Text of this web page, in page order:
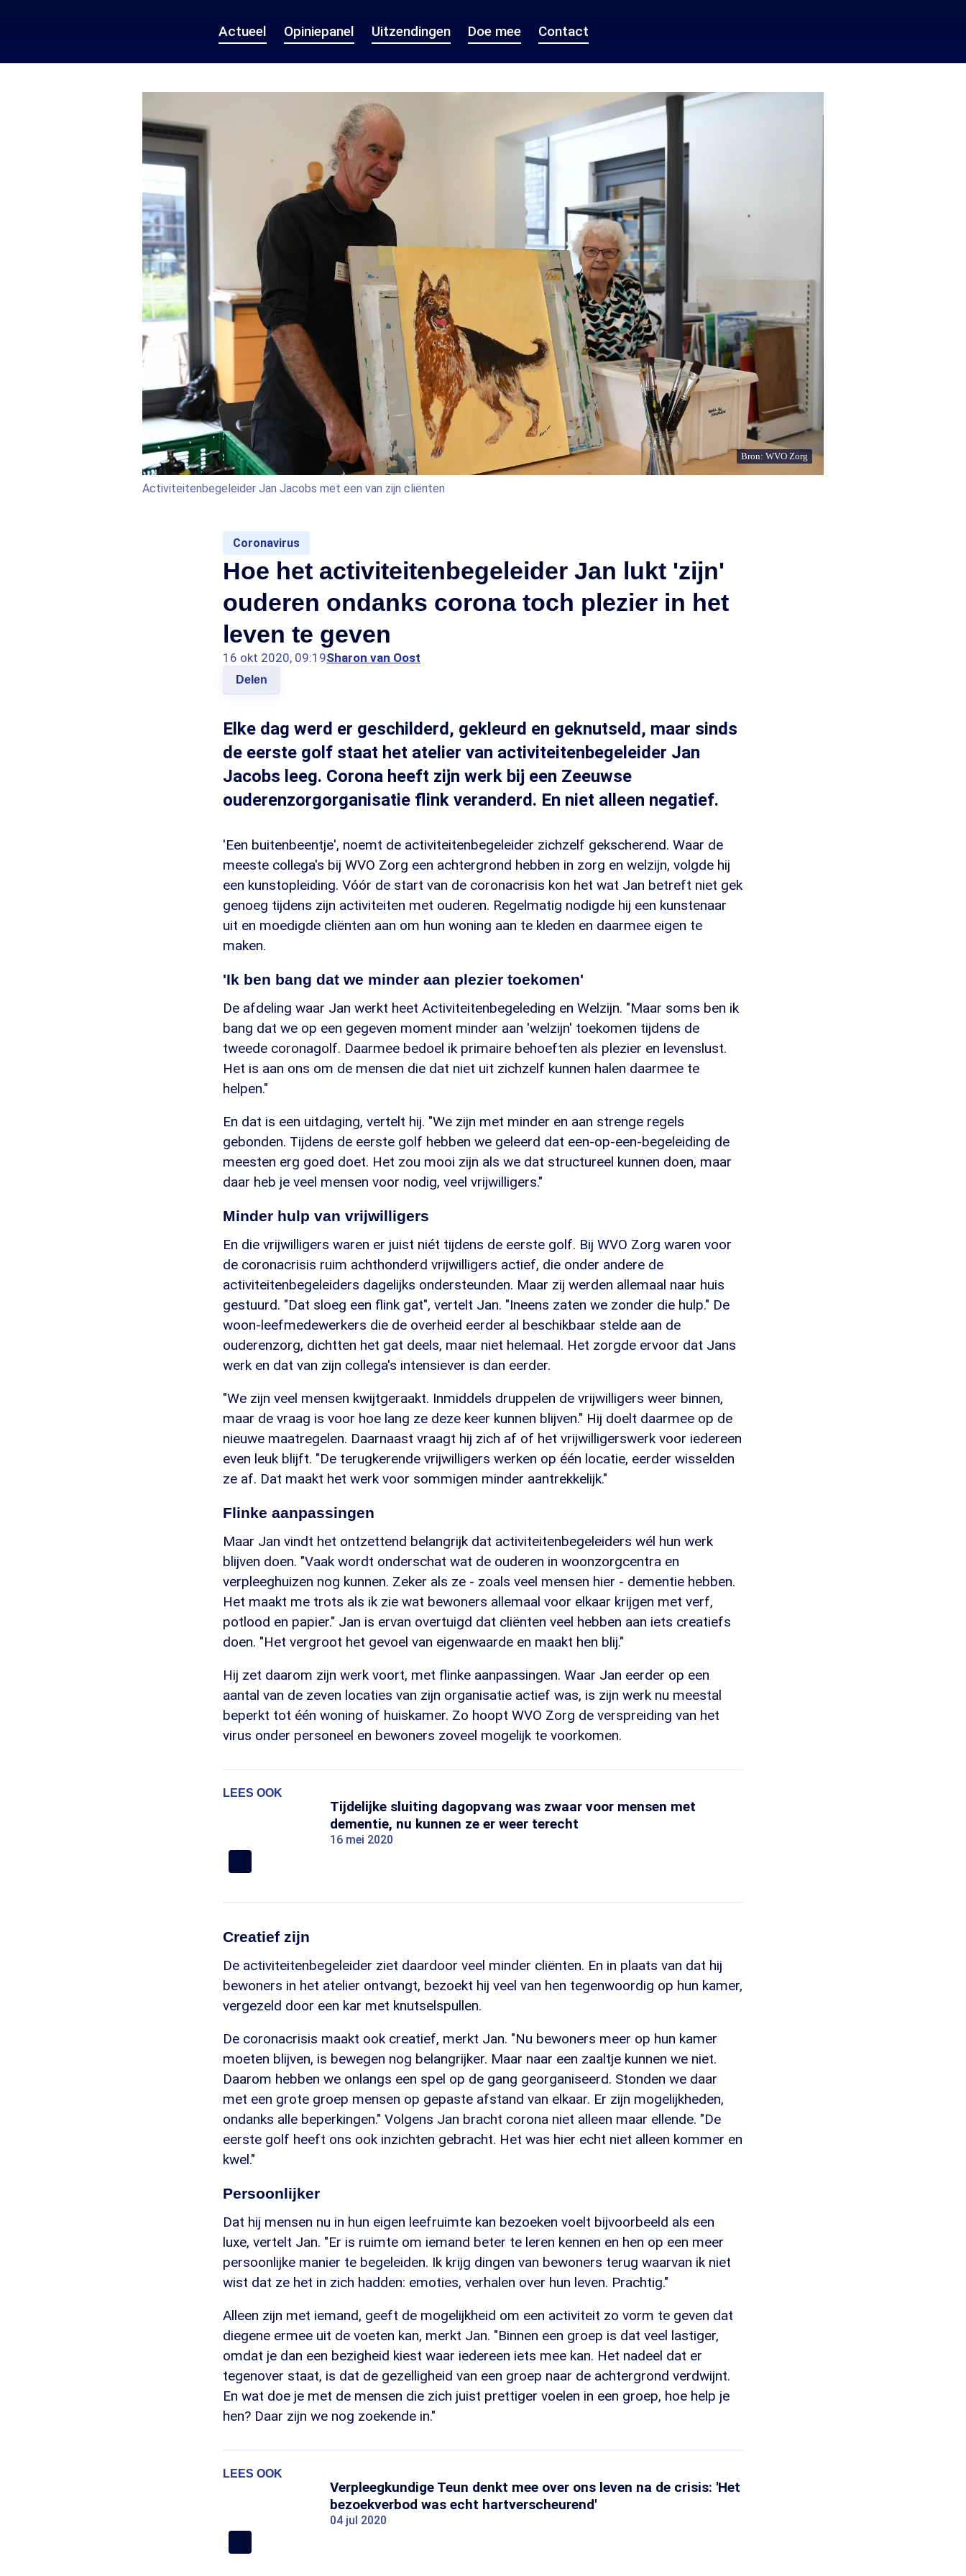
Actueel Opiniepanel Uitzendingen Doe mee Contact
Bron: WVO Zorg
Activiteitenbegeleider Jan Jacobs met een van zijn cliënten
Coronavirus
Hoe het activiteitenbegeleider Jan lukt 'zijn'
ouderen ondanks corona toch plezier in het
leven te geven
16 okt 2020, 09:19Sharon van Oost
Delen
Elke dag werd er geschilderd, gekleurd en geknutseld, maar sinds
de eerste golf staat het atelier van activiteitenbegeleider Jan
Jacobs leeg. Corona heeft zijn werk bij een Zeeuwse
ouderenzorgorganisatie flink veranderd. En niet alleen negatief.
'Een buitenbeentje', noemt de activiteitenbegeleider zichzelf gekscherend. Waar de
meeste collega's bij WVO Zorg een achtergrond hebben in zorg en welzijn, volgde hij
een kunstopleiding. Vóór de start van de coronacrisis kon het wat Jan betreft niet gek
genoeg tijdens zijn activiteiten met ouderen. Regelmatig nodigde hij een kunstenaar
uit en moedigde cliënten aan om hun woning aan te kleden en daarmee eigen te
maken.
'Ik ben bang dat we minder aan plezier toekomen'
De afdeling waar Jan werkt heet Activiteitenbegeleding en Welzijn. "Maar soms ben ik
bang dat we op een gegeven moment minder aan 'welzijn' toekomen tijdens de
tweede coronagolf. Daarmee bedoel ik primaire behoeften als plezier en levenslust.
Het is aan ons om de mensen die dat niet uit zichzelf kunnen halen daarmee te
helpen."
En dat is een uitdaging, vertelt hij. "We zijn met minder en aan strenge regels
gebonden. Tijdens de eerste golf hebben we geleerd dat een-op-een-begeleiding de
meesten erg goed doet. Het zou mooi zijn als we dat structureel kunnen doen, maar
daar heb je veel mensen voor nodig, veel vrijwilligers."
Minder hulp van vrijwilligers
En die vrijwilligers waren er juist niét tijdens de eerste golf. Bij WVO Zorg waren voor
de coronacrisis ruim achthonderd vrijwilligers actief, die onder andere de
activiteitenbegeleiders dagelijks ondersteunden. Maar zij werden allemaal naar huis
gestuurd. "Dat sloeg een flink gat", vertelt Jan. "Ineens zaten we zonder die hulp." De
woon-leefmedewerkers die de overheid eerder al beschikbaar stelde aan de
ouderenzorg, dichtten het gat deels, maar niet helemaal. Het zorgde ervoor dat Jans
werk en dat van zijn collega's intensiever is dan eerder.
"We zijn veel mensen kwijtgeraakt. Inmiddels druppelen de vrijwilligers weer binnen,
maar de vraag is voor hoe lang ze deze keer kunnen blijven." Hij doelt daarmee op de
nieuwe maatregelen. Daarnaast vraagt hij zich af of het vrijwilligerswerk voor iedereen
even leuk blijft. "De terugkerende vrijwilligers werken op één locatie, eerder wisselden
ze af. Dat maakt het werk voor sommigen minder aantrekkelijk."
Flinke aanpassingen
Maar Jan vindt het ontzettend belangrijk dat activiteitenbegeleiders wél hun werk
blijven doen. "Vaak wordt onderschat wat de ouderen in woonzorgcentra en
verpleeghuizen nog kunnen. Zeker als ze - zoals veel mensen hier - dementie hebben.
Het maakt me trots als ik zie wat bewoners allemaal voor elkaar krijgen met verf,
potlood en papier." Jan is ervan overtuigd dat cliënten veel hebben aan iets creatiefs
doen. "Het vergroot het gevoel van eigenwaarde en maakt hen blij."
Hij zet daarom zijn werk voort, met flinke aanpassingen. Waar Jan eerder op een
aantal van de zeven locaties van zijn organisatie actief was, is zijn werk nu meestal
beperkt tot één woning of huiskamer. Zo hoopt WVO Zorg de verspreiding van het
virus onder personeel en bewoners zoveel mogelijk te voorkomen.
LEES OOK
Tijdelijke sluiting dagopvang was zwaar voor mensen met
dementie, nu kunnen ze er weer terecht
16 mei 2020
Creatief zijn
De activiteitenbegeleider ziet daardoor veel minder cliënten. En in plaats van dat hij
bewoners in het atelier ontvangt, bezoekt hij veel van hen tegenwoordig op hun kamer,
vergezeld door een kar met knutselspullen.
De coronacrisis maakt ook creatief, merkt Jan. "Nu bewoners meer op hun kamer
moeten blijven, is bewegen nog belangrijker. Maar naar een zaaltje kunnen we niet.
Daarom hebben we onlangs een spel op de gang georganiseerd. Stonden we daar
met een grote groep mensen op gepaste afstand van elkaar. Er zijn mogelijkheden,
ondanks alle beperkingen." Volgens Jan bracht corona niet alleen maar ellende. "De
eerste golf heeft ons ook inzichten gebracht. Het was hier echt niet alleen kommer en
kwel."
Persoonlijker
Dat hij mensen nu in hun eigen leefruimte kan bezoeken voelt bijvoorbeeld als een
luxe, vertelt Jan. "Er is ruimte om iemand beter te leren kennen en hen op een meer
persoonlijke manier te begeleiden. Ik krijg dingen van bewoners terug waarvan ik niet
wist dat ze het in zich hadden: emoties, verhalen over hun leven. Prachtig."
Alleen zijn met iemand, geeft de mogelijkheid om een activiteit zo vorm te geven dat
diegene ermee uit de voeten kan, merkt Jan. "Binnen een groep is dat veel lastiger,
omdat je dan een bezigheid kiest waar iedereen iets mee kan. Het nadeel dat er
tegenover staat, is dat de gezelligheid van een groep naar de achtergrond verdwijnt.
En wat doe je met de mensen die zich juist prettiger voelen in een groep, hoe help je
hen? Daar zijn we nog zoekende in."
LEES OOK
Verpleegkundige Teun denkt mee over ons leven na de crisis: 'Het
bezoekverbod was echt hartverscheurend'
04 jul 2020